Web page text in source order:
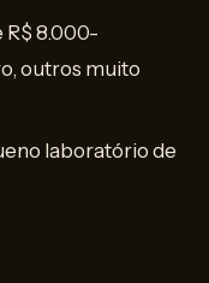
R$ 8.000-
outros muito
laboratório de